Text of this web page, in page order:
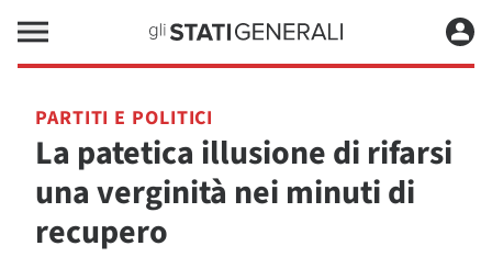
PARTITI E POLITICI
La patetica illusione di rifarsi
una verginità nei minuti di
recupero